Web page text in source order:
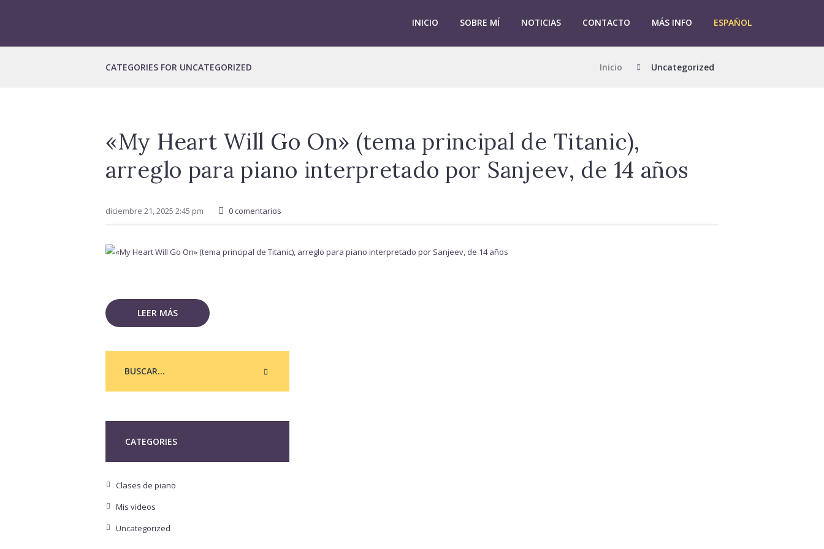
INICIO SOBRE MÍ NOTICIAS CONTACTO MÁS INFO ESPAÑOL
CATEGORIES FOR UNCATEGORIZED Inicio Uncategorized
«My Heart Will Go On» (tema principal de Titanic),
arreglo para piano interpretado por Sanjeev, de 14 años
diciembre 21, 2025 2:45 pm 0 comentarios
LEER MÁS
CATEGORIES
Clases de piano
Mis videos
Uncategorized